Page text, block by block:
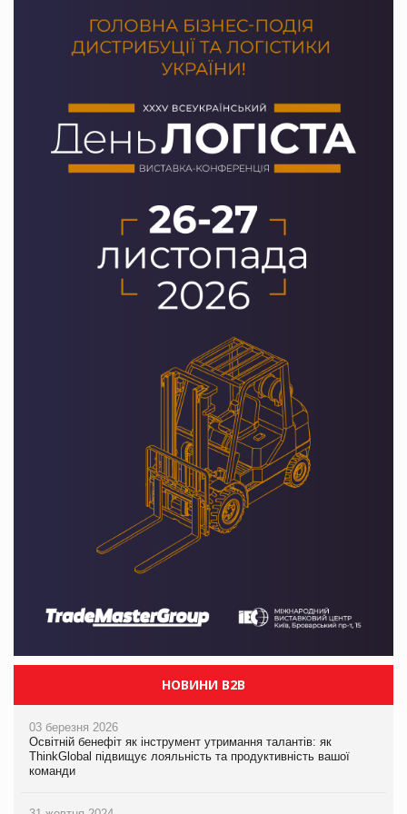
НОВИНИ B2B
03 березня 2026
Освітній бенефіт як інструмент утримання талантів: як
ThinkGlobal підвищує лояльність та продуктивність вашої
команди